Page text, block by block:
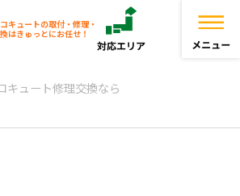
れる理由
キュートの取付・修理・
はきゅっとにお任せ！
キュート修理交換なら